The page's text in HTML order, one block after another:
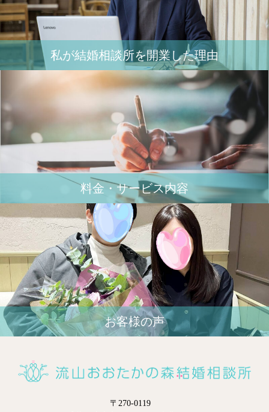
私が結婚相談所を開業した理由
料金・サービス内容
お客様の声
〒270-0119